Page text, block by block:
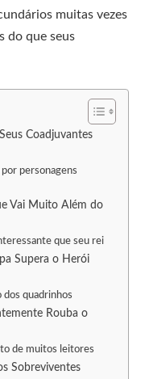
muitas vezes
do que seus
Coadjuvantes
personagens
Vai Muito Além do
que seu rei
Supera o Herói
dos quadrinhos
Rouba o
de muitos leitores
Sobreviventes